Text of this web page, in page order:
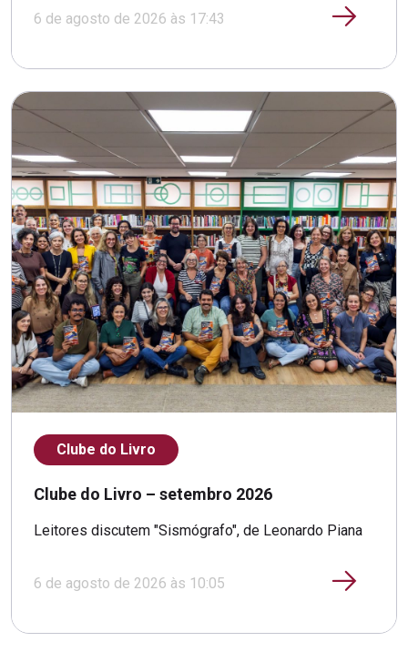
6 de agosto de 2026 às 17:43
Clube do Livro
Clube do Livro – setembro 2026
Leitores discutem "Sismógrafo", de Leonardo Piana
6 de agosto de 2026 às 10:05